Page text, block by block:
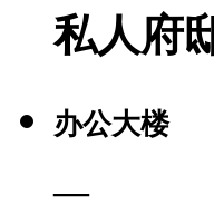
私人府
办公大楼
—